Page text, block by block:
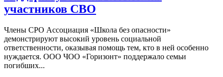
участников СВО
Члены СРО Ассоциация «Школа без опасности»
демонстрируют высокий уровень социальной
ответственности, оказывая помощь тем, кто в ней особенно
нуждается. ООО ЧОО «Горизонт» поддержало семьи
погибших...